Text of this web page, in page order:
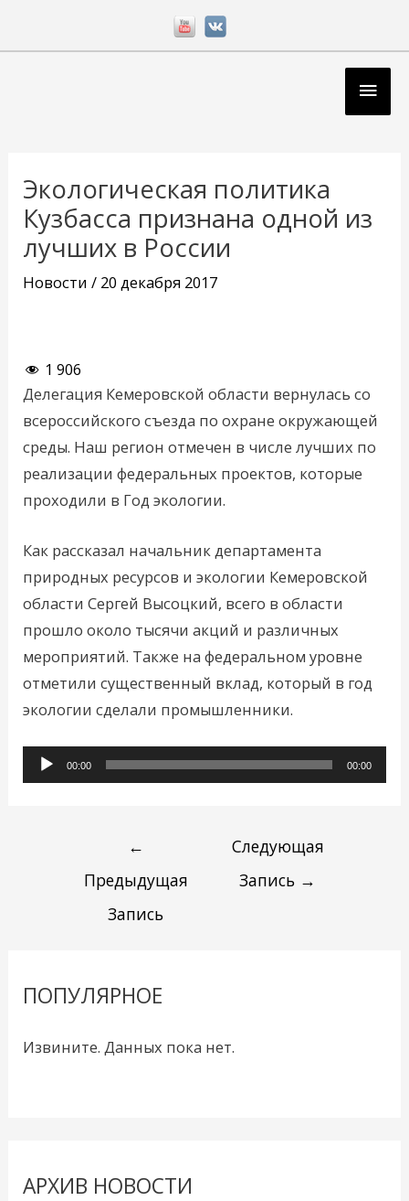
Экологическая политика
Кузбасса признана одной из
лучших в России
Новости / 20 декабря 2017
1 906
Делегация Кемеровской области вернулась со
всероссийского съезда по охране окружающей
среды. Наш регион отмечен в числе лучших по
реализации федеральных проектов, которые
проходили в Год экологии.
Как рассказал начальник департамента
природных ресурсов и экологии Кемеровской
области Сергей Высоцкий, всего в области
прошло около тысячи акций и различных
мероприятий. Также на федеральном уровне
отметили существенный вклад, который в год
экологии сделали промышленники.
Аудиоплеер
00:00 00:00
записям
←
Предыдущая
Запись
Следующая
Запись →
ПОПУЛЯРНОЕ
Извините. Данных пока нет.
АРХИВ НОВОСТИ